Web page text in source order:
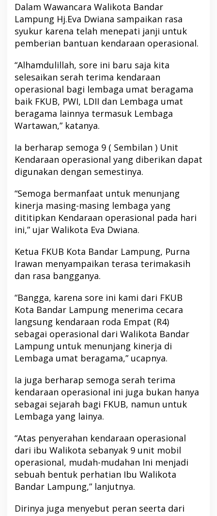
Dalam Wawancara Walikota Bandar
Lampung Hj.Eva Dwiana sampaikan rasa
syukur karena telah menepati janji untuk
pemberian bantuan kendaraan operasional.
“Alhamdulillah, sore ini baru saja kita
selesaikan serah terima kendaraan
operasional bagi lembaga umat beragama
baik FKUB, PWI, LDII dan Lembaga umat
beragama lainnya termasuk Lembaga
Wartawan,” katanya.
Ia berharap semoga 9 ( Sembilan ) Unit
Kendaraan operasional yang diberikan dapat
digunakan dengan semestinya.
“Semoga bermanfaat untuk menunjang
kinerja masing-masing lembaga yang
dititipkan Kendaraan operasional pada hari
ini,” ujar Walikota Eva Dwiana.
Ketua FKUB Kota Bandar Lampung, Purna
Irawan menyampaikan terasa terimakasih
dan rasa bangganya.
“Bangga, karena sore ini kami dari FKUB
Kota Bandar Lampung menerima cecara
langsung kendaraan roda Empat (R4)
sebagai operasional dari Walikota Bandar
Lampung untuk menunjang kinerja di
Lembaga umat beragama,” ucapnya.
Ia juga berharap semoga serah terima
kendaraan operasional ini juga bukan hanya
sebagai sejarah bagi FKUB, namun untuk
Lembaga yang lainya.
“Atas penyerahan kendaraan operasional
dari ibu Walikota sebanyak 9 unit mobil
operasional, mudah-mudahan Ini menjadi
sebuah bentuk perhatian Ibu Walikota
Bandar Lampung,” lanjutnya.
Dirinya juga menyebut peran seerta dari